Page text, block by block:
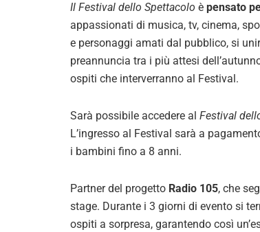
Il Festival dello Spettacolo è pensato
appassionati di musica, tv, cinema,
e personaggi amati dal pubblico, si
preannuncia tra i più attesi
ospiti che interverranno al Festival.
Sarà possibile accedere al Festival
L’ingresso al Festival sarà a
i bambini fino a 8 anni.
Partner del progetto Radio 105, che
stage. Durante i 3 giorni di evento si
ospiti a sorpresa, garantendo così